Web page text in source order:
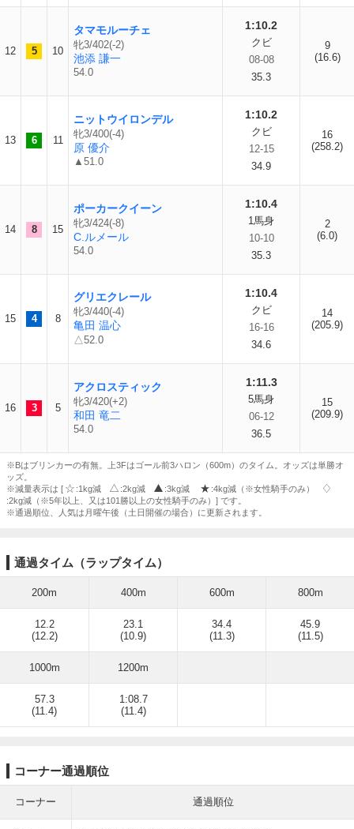
12 5 10
タマモルーチェ
牝3/402(-2)
池添 謙一
54.0
1:10.2
クビ
08-08
35.3
9
(16.6)
13 6 11
ニットウイロンデル
牝3/400(-4)
原 優介
▲51.0
1:10.2
クビ
12-15
34.9
16
(258.2)
14 8 15
ポーカークイーン
牝3/424(-8)
C.ルメール
54.0
1:10.4
1馬身
10-10
35.3
2
(6.0)
15 4 8
グリエクレール
牝3/440(-4)
亀田 温心
△52.0
1:10.4
クビ
16-16
34.6
14
(205.9)
16 3 5
アクロスティック
牝3/420(+2)
和田 竜二
54.0
1:11.3
5馬身
06-12
36.5
15
(209.9)
※Bはブリンカーの有無。上3Fはゴール前3ハロン（600m）のタイム。オッズは単勝オ
ッズ。
※減量表示は [
:1kg減 :2kg減 :3kg減
:4kg減（※女性騎手のみ）
:2kg減（※5年以上、又は101勝以上の女性騎手のみ）] です。
※通過順位、人気は月曜午後（土日開催の場合）に更新されます。
通過タイム（ラップタイム）
200m 400m 600m 800m
12.2
(12.2)
23.1
(10.9)
34.4
(11.3)
45.9
(11.5)
1000m 1200m
57.3
(11.4)
1:08.7
(11.4)
コーナー通過順位
コーナー 通過順位